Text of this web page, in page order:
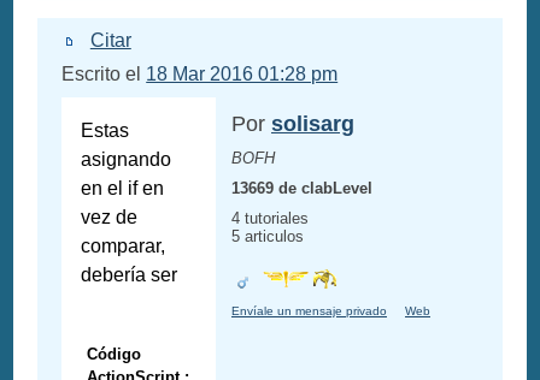
Citar
Escrito el 18 Mar 2016 01:28 pm
Estas
asignando
en el if en
vez de
comparar,
debería ser
Código
Por solisarg
BOFH
13669 de clabLevel
4 tutoriales
5 articulos
Envíale un mensaje privado Web